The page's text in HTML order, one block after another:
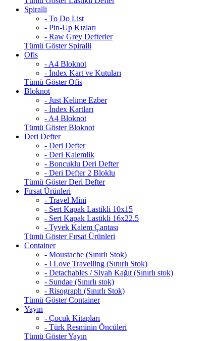
Spiralli
- To Do List
- Pin-Up Kızları
- Raw Grey Defterler
Tümü Göster Spiralli
Ofis
- A4 Bloknot
- İndex Kart ve Kutuları
Tümü Göster Ofis
Bloknot
- Just Kelime Ezber
- İndex Kartları
- A4 Bloknot
Tümü Göster Bloknot
Deri Defter
- Deri Defter
- Deri Kalemlik
- Boncuklu Deri Defter
- Deri Defter 2 Bloklu
Tümü Göster Deri Defter
Fırsat Ürünleri
- Travel Mini
- Sert Kapak Lastikli 10x15
- Sert Kapak Lastikli 16x22.5
- Tyvek Kalem Çantası
Tümü Göster Fırsat Ürünleri
Container
- Moustache (Sınırlı Stok)
- I Love Travelling (Sınırlı Stok)
- Detachables / Siyah Kağıt (Sınırlı stok)
- Sundae (Sınırlı stok)
- Risograph (Sınırlı Stok)
Tümü Göster Container
Yayın
- Çocuk Kitapları
- Türk Resminin Öncüleri
Tümü Göster Yayın